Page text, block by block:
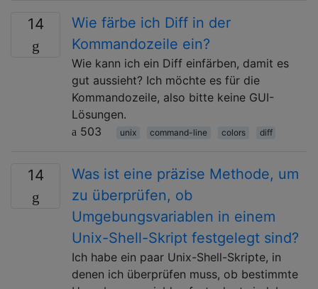
14
Wie färbe ich Diff in der
Kommandozeile ein?
Wie kann ich ein Diff einfärben, damit es
gut aussieht? Ich möchte es für die
Kommandozeile, also bitte keine GUI-
Lösungen.
503
unix command-line colors diff
14
Was ist eine präzise Methode, um
zu überprüfen, ob
Umgebungsvariablen in einem
Unix-Shell-Skript festgelegt sind?
Ich habe ein paar Unix-Shell-Skripte, in
denen ich überprüfen muss, ob bestimmte